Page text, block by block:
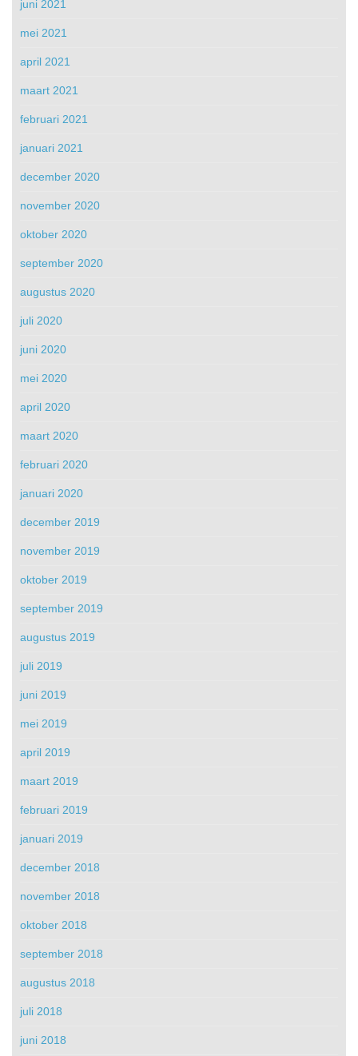
juni 2021
mei 2021
april 2021
maart 2021
februari 2021
januari 2021
december 2020
november 2020
oktober 2020
september 2020
augustus 2020
juli 2020
juni 2020
mei 2020
april 2020
maart 2020
februari 2020
januari 2020
december 2019
november 2019
oktober 2019
september 2019
augustus 2019
juli 2019
juni 2019
mei 2019
april 2019
maart 2019
februari 2019
januari 2019
december 2018
november 2018
oktober 2018
september 2018
augustus 2018
juli 2018
juni 2018